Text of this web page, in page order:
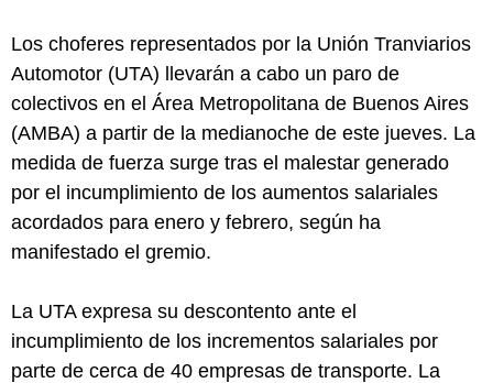
Los choferes representados por la Unión Tranviarios
Automotor (UTA) llevarán a cabo un paro de
colectivos en el Área Metropolitana de Buenos Aires
(AMBA) a partir de la medianoche de este jueves. La
medida de fuerza surge tras el malestar generado
por el incumplimiento de los aumentos salariales
acordados para enero y febrero, según ha
manifestado el gremio.
La UTA expresa su descontento ante el
incumplimiento de los incrementos salariales por
parte de cerca de 40 empresas de transporte. La